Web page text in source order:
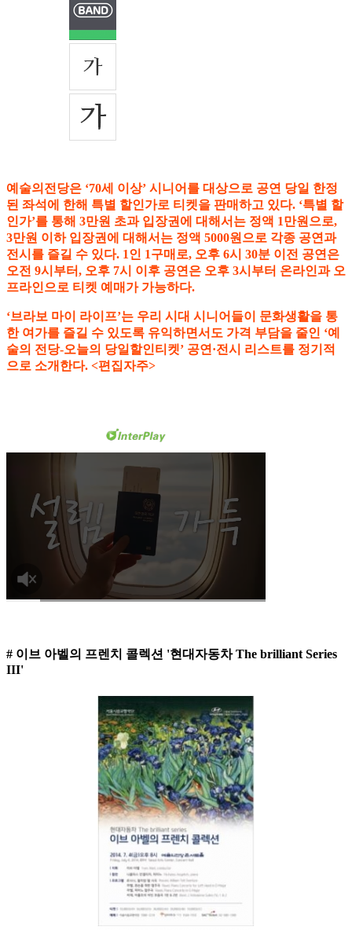
예술의전당은 ‘70세 이상’ 시니어를 대상으로 공연 당일 한정
된 좌석에 한해 특별 할인가로 티켓을 판매하고 있다. ‘특별 할
인가’를 통해 3만원 초과 입장권에 대해서는 정액 1만원으로,
3만원 이하 입장권에 대해서는 정액 5000원으로 각종 공연과
전시를 즐길 수 있다. 1인 1구매로, 오후 6시 30분 이전 공연은
오전 9시부터, 오후 7시 이후 공연은 오후 3시부터 온라인과 오
프라인으로 티켓 예매가 가능하다.
‘브라보 마이 라이프’는 우리 시대 시니어들이 문화생활을 통
한 여가를 즐길 수 있도록 유익하면서도 가격 부담을 줄인 ‘예
술의 전당-오늘의 당일할인티켓’ 공연·전시 리스트를 정기적
으로 소개한다. <편집자주>
# 이브 아벨의 프렌치 콜렉션 '현대자동차 The brilliant Series
III'